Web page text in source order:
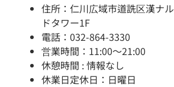
住所：仁川広域市道詵区漢ナ
ドタワー1F
電話：032-864-3330
営業時間：11:00～21:00
休憩時間 : 情報なし
休業日定休日：日曜日